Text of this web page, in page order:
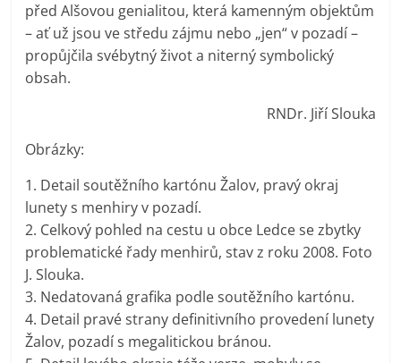
před Alšovou genialitou, která kamenným objektům
– ať už jsou ve středu zájmu nebo „jen“ v pozadí –
propůjčila svébytný život a niterný symbolický
obsah.
RNDr. Jiří Slouka
Obrázky:
1. Detail soutěžního kartónu Žalov, pravý okraj
lunety s menhiry v pozadí.
2. Celkový pohled na cestu u obce Ledce se zbytky
problematické řady menhirů, stav z roku 2008. Foto
J. Slouka.
3. Nedatovaná grafika podle soutěžního kartónu.
4. Detail pravé strany definitivního provedení lunety
Žalov, pozadí s megalitickou bránou.